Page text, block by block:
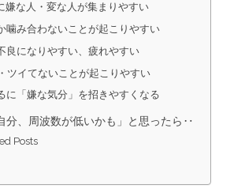
嫌な人・変な人が集まりやすい
噛み合わないことが起こりやすい
良になりやすい、疲れやすい
ツイてないことが起こりやすい
に「嫌な気分」を招きやすくなる
分、周波数が低いかも」と思ったら‥
Posts